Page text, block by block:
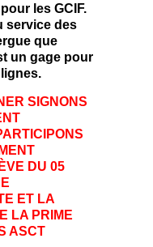
les GCIF.
service des
que
un gage pour
SIGNONS
DU 05
ET LA
LA PRIME
ASCT